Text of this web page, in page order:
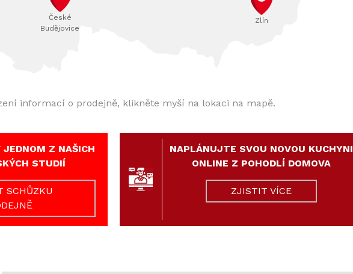
Zlín
České
Budějovice
informací o prodejně, klikněte myší na lokaci na mapě.
Z NAŠICH
STUDIÍ
SCHŮZKU
NAPLÁNUJTE SVOU NOVOU KUCHYNI
ONLINE Z POHODLÍ DOMOVA
ZJISTIT VÍCE